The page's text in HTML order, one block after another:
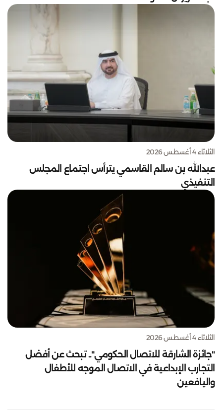
الثلاثاء 4 أغسطس 2026
عبدالله بن سالم القاسمي يترأس اجتماع المجلس
التنفيذي
الثلاثاء 4 أغسطس 2026
"جائزة الشارقة للاتصال الحكومي".. تبحث عن أفضل
التجارب الإبداعية في الاتصال الموجه للأطفال
واليافعين